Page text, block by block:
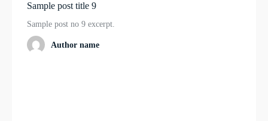
Sample post title 9
Sample post no 9 excerpt.
Author name